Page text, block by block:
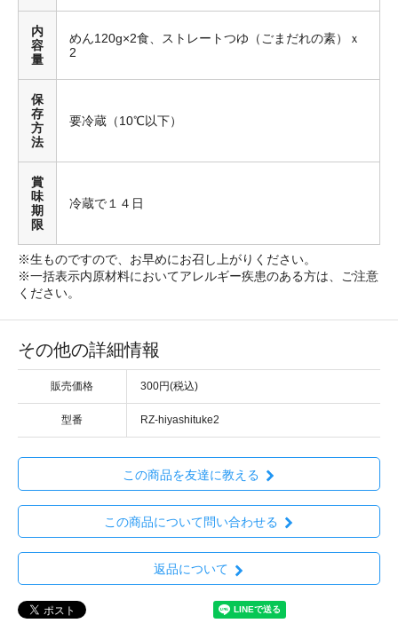
内
容
量
めん120g×2食、ストレートつゆ（ごまだれの素）ｘ
2
保
存
方
法
要冷蔵（10℃以下）
賞
味
期
限
冷蔵で１４日
※生ものですので、お早めにお召し上がりください。
※一括表示内原材料においてアレルギー疾患のある方は、ご注意
ください。
その他の詳細情報
販売価格 300円(税込)
型番 RZ-hiyashituke2
この商品を友達に教える
この商品について問い合わせる
返品について